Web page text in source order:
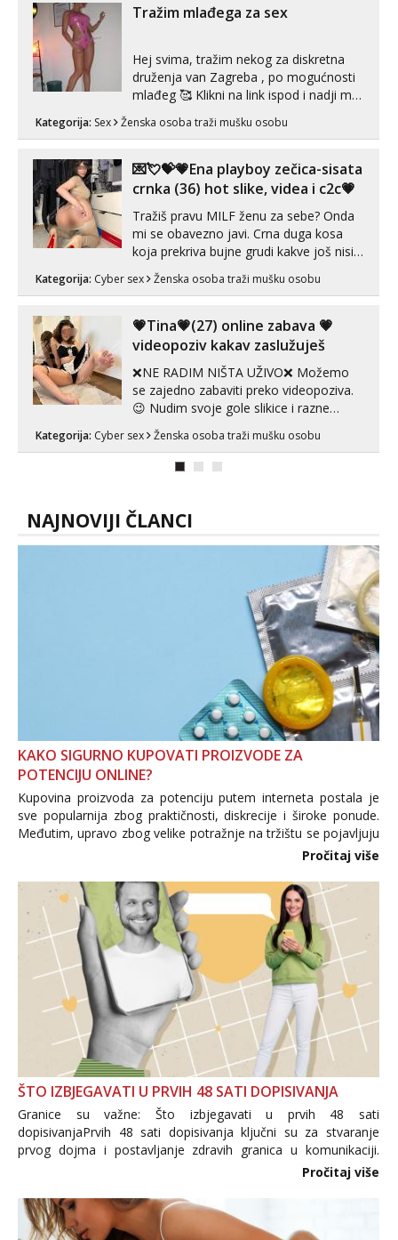
link ispod i nadji me tamo, cekam te!
Tražim mlađega za sex
Hej svima, tražim nekog za diskretna
druženja van Zagreba , po mogućnosti
mlađeg 🥰 Klikni na link ispod i nadji me
Kategorija: Sex Ženska osoba traži mušku osobu
💌💘💝💗Ena playboy zečica-sisata
crnka (36) hot slike, videa i c2c💗
Tražiš pravu MILF ženu za sebe? Onda
mi se obavezno javi. Crna duga kosa
koja prekriva bujne grudi kakve još nisi
vidio, čista ŠESTICA! A usne? O usnama
bolje da ni ne pričam. Prave pune usne
vjeruj mi, takve još nisi vidio. Uvijek sam
spremna za ONLOINE zabavu...
Kategorija: Cyber sex Ženska osoba traži mušku osobu
💗Tina💗(27) online zabava 💗
videopoziv kakav zaslužuješ
❌NE RADIM NIŠTA UŽIVO❌ Možemo
se zajedno zabaviti preko videopoziva.
😉 Nudim svoje gole slikice i razne
videouradke. 🤩 Za online zabavu pošalji
poruku na Whatsapp, Telegram ili Viber.
Kategorija: Cyber sex Ženska osoba traži mušku osobu
NAJNOVIJI ČLANCI
KAKO SIGURNO KUPOVATI PROIZVODE ZA
POTENCIJU ONLINE?
Kupovina proizvoda za potenciju putem interneta postala je
sve popularnija zbog praktičnosti, diskrecije i široke ponude.
Međutim, upravo zbog velike potražnje na tržištu se pojavljuju
i brojni krivotvoreni proizvodi, nepouzdane internetske
Pročitaj više
ŠTO IZBJEGAVATI U PRVIH 48 SATI DOPISIVANJA
Granice su važne: Što izbjegavati u prvih 48 sati
dopisivanjaPrvih 48 sati dopisivanja ključni su za stvaranje
prvog dojma i postavljanje zdravih granica u komunikaciji.
Važno je izbjeći prebrzo otkrivanje osobnih ili intimnih
informacija, jer nepoznata osoba još nije zaslužila to
povjerenje. Takođe...
Pročitaj više